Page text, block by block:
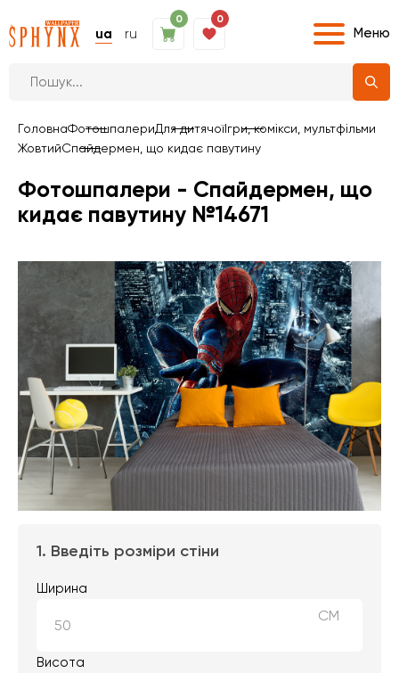
ua ru
0 0
Меню
ГоловнаФотошпалериДля дитячоїІгри, комікси, мультфільми
ЖовтийСпайдермен, що кидає павутину
Фотошпалери - Спайдермен, що
кидає павутину №14671
1. Введіть розміри стіни
Ширина
СМ
Висота